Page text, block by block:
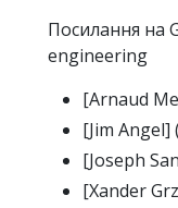
Посилання на
engineering
[Arnaud
[Jim Angel] (
[Joseph
[Xander